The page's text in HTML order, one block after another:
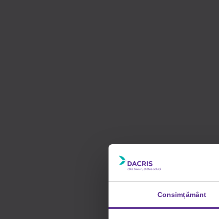
Consimțământ